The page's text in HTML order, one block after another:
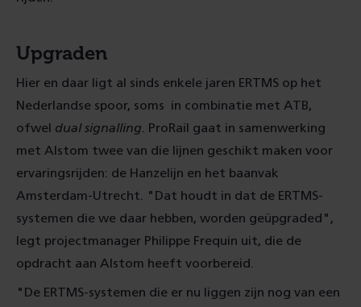
Upgraden
Hier en daar ligt al sinds enkele jaren ERTMS op het
Nederlandse spoor, soms in combinatie met ATB,
ofwel dual signalling . ProRail gaat in samenwerking
met Alstom twee van die lijnen geschikt maken voor
ervaringsrijden: de Hanzelijn en het baanvak
Amsterdam-Utrecht. "Dat houdt in dat de ERTMS-
systemen die we daar hebben, worden geüpgraded",
legt projectmanager Philippe Frequin uit, die de
opdracht aan Alstom heeft voorbereid.
"De ERTMS-systemen die er nu liggen zijn nog van een